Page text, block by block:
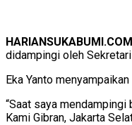
HARIANSUKABUMI.COM
didampingi oleh
Eka Yanto
“Saat saya mendampingi
Kami Gibran, Jakarta